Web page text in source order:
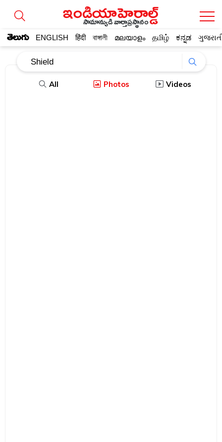
సామాన్యుడి వార్తాప్రస్థానం
తెలుగు ENGLISH हिंदी বাঙ্গালী മലയാളം தமிழ் ಕನ್ನಡ
All Photos Videos